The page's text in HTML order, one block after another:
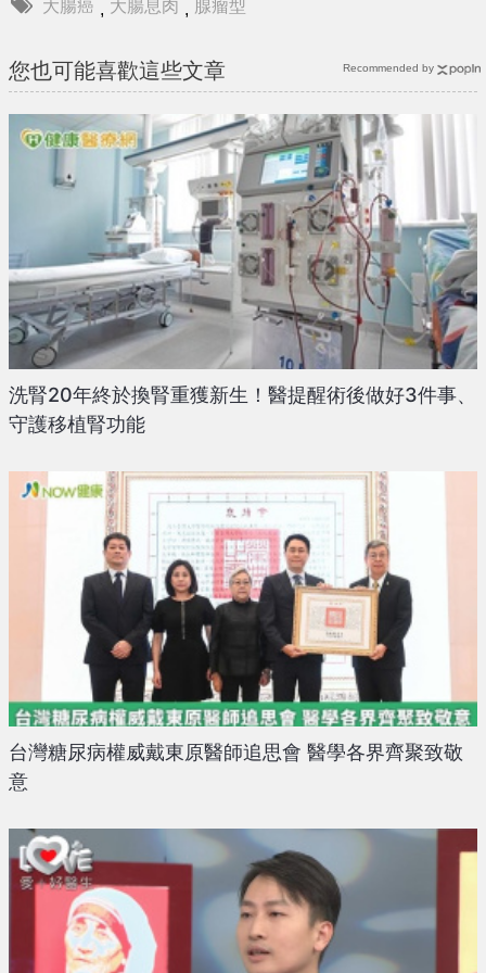
大腸癌 大腸息肉 腺瘤型
您也可能喜歡這些文章
洗腎20年終於換腎重獲新生！醫提醒術後做好3件事、
守護移植腎功能
台灣糖尿病權威戴東原醫師追思會 醫學各界齊聚致敬
意
Recommended by